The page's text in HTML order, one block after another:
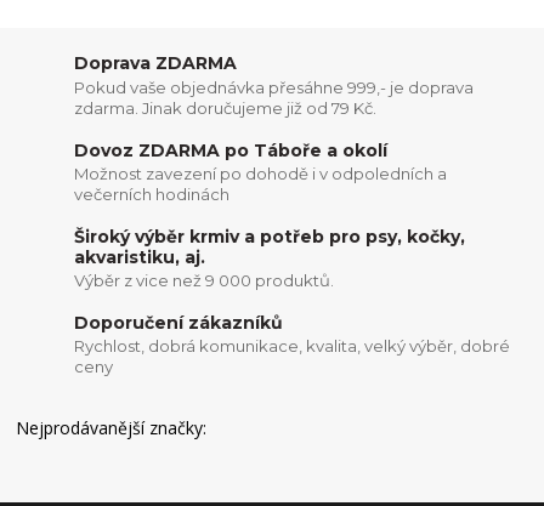
Doprava ZDARMA
Pokud vaše objednávka přesáhne 999,- je doprava
zdarma. Jinak doručujeme již od 79 Kč.
Dovoz ZDARMA po Táboře a okolí
Možnost zavezení po dohodě i v odpoledních a
večerních hodinách
Široký výběr krmiv a potřeb pro psy, kočky,
akvaristiku, aj.
Výběr z vice než 9 000 produktů.
Doporučení zákazníků
Rychlost, dobrá komunikace, kvalita, velký výběr, dobré
ceny
Nejprodávanější značky: